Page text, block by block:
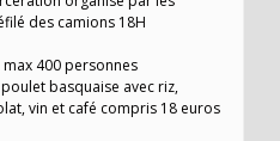
des camions 18H
400 personnes
basquaise avec riz,
vin et café compris 18 euros